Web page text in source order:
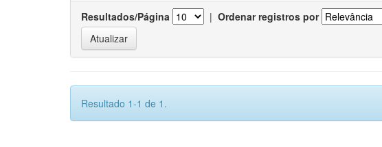
Resultados/Página | Ordenar registros por
Resultado 1-1 de 1.